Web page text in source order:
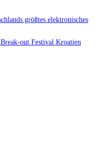
größtes elektronisches
out Festival Kroatien